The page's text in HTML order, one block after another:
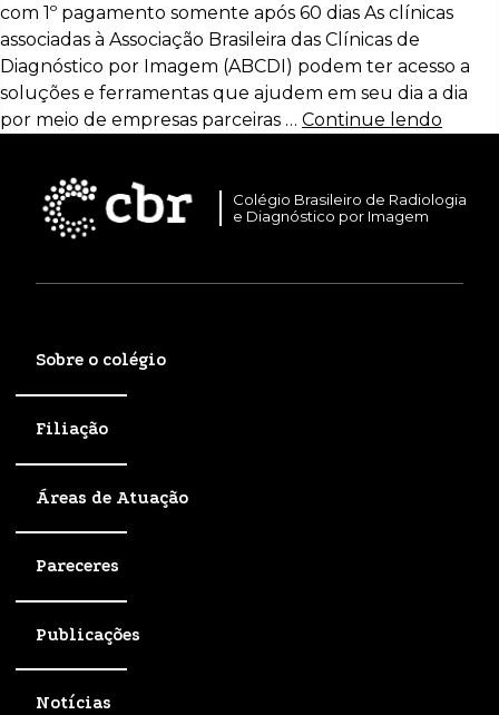
com 1º pagamento somente após 60 dias As clínicas
associadas à Associação Brasileira das Clínicas de
Diagnóstico por Imagem (ABCDI) podem ter acesso a
soluções e ferramentas que ajudem em seu dia a dia
por meio de empresas parceiras … Continue lendo
Colégio Brasileiro de Radiologia
e Diagnóstico por Imagem
Sobre o colégio
Filiação
Áreas de Atuação
Pareceres
Publicações
Notícias